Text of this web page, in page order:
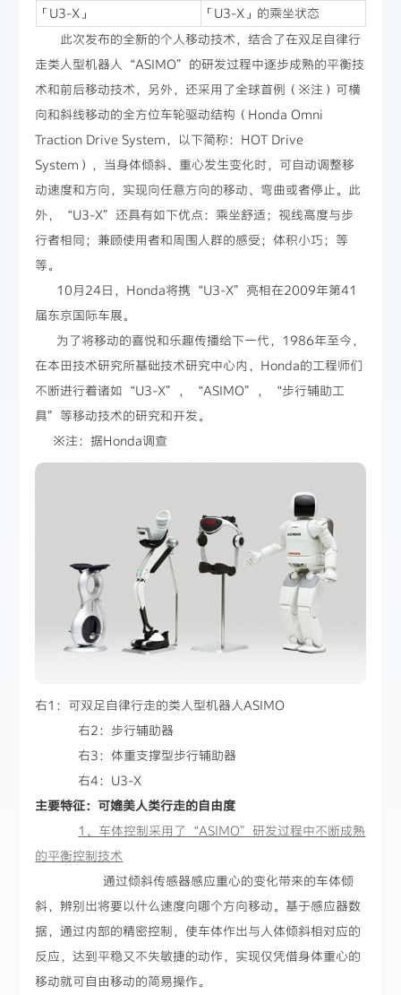
「U3-X」
「U3-X」的乘坐状态
此次发布的全新的个人移动技术，结合了在双足自律行
走类人型机器人“ASIMO”的研发过程中逐步成熟的平衡技
术和前后移动技术，另外，还采用了全球首例（※注）可横
向和斜线移动的全方位车轮驱动结构（Honda Omni
Traction Drive System，以下简称：HOT Drive
System），当身体倾斜、重心发生变化时，可自动调整移
动速度和方向，实现向任意方向的移动、弯曲或者停止。此
外，“U3-X”还具有如下优点：乘坐舒适；视线高度与步
行者相同；兼顾使用者和周围人群的感受；体积小巧；等
等。
10月24日，Honda将携“U3-X”亮相在2009年第41
届东京国际车展。
为了将移动的喜悦和乐趣传播给下一代，1986年至今，
在本田技术研究所基础技术研究中心内，Honda的工程师们
不断进行着诸如“U3-X”，“ASIMO”，“步行辅助工
具”等移动技术的研究和开发。
※注：据Honda调查
右1：可双足自律行走的类人型机器人ASIMO
右2：步行辅助器
右3：体重支撑型步行辅助器
右4：U3-X
主要特征：可媲美人类行走的自由度
1、车体控制采用了“ASIMO”研发过程中不断成熟
的平衡控制技术
通过倾斜传感器感应重心的变化带来的车体倾
斜，辨别出将要以什么速度向哪个方向移动。基于感应器数
据，通过内部的精密控制，使车体作出与人体倾斜相对应的
反应，达到平稳又不失敏捷的动作，实现仅凭借身体重心的
移动就可自由移动的简易操作。